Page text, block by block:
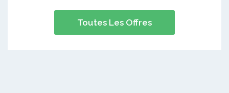
Toutes Les Offres